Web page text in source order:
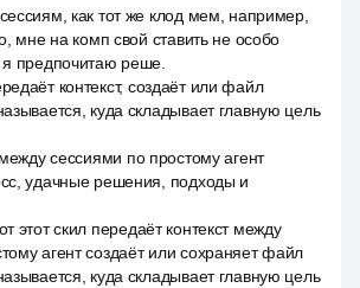
как тот же клод мем, например,
мне на комп свой ставить не особо
предпочитаю реше.
контекст, создаёт или файл
куда складывает главную цель
сессиями по простому агент
удачные решения, подходы и
этот скил передаёт контекст между
агент создаёт или сохраняет файл
куда складывает главную цель